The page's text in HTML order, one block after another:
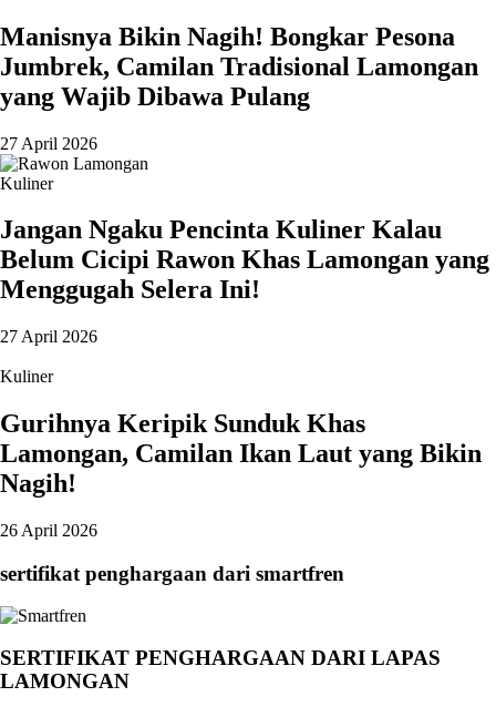
Manisnya Bikin Nagih! Bongkar Pesona
Jumbrek, Camilan Tradisional Lamongan
yang Wajib Dibawa Pulang
27 April 2026
Kuliner
Jangan Ngaku Pencinta Kuliner Kalau
Belum Cicipi Rawon Khas Lamongan yang
Menggugah Selera Ini!
27 April 2026
Kuliner
Gurihnya Keripik Sunduk Khas
Lamongan, Camilan Ikan Laut yang Bikin
Nagih!
26 April 2026
sertifikat penghargaan dari smartfren
SERTIFIKAT PENGHARGAAN DARI LAPAS
LAMONGAN